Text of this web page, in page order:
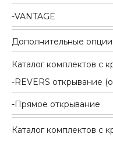
VANTAGE
Дополнительные опции
Каталог комплектов c
REVERS открывание
Прямое открывание
Каталог комплектов c